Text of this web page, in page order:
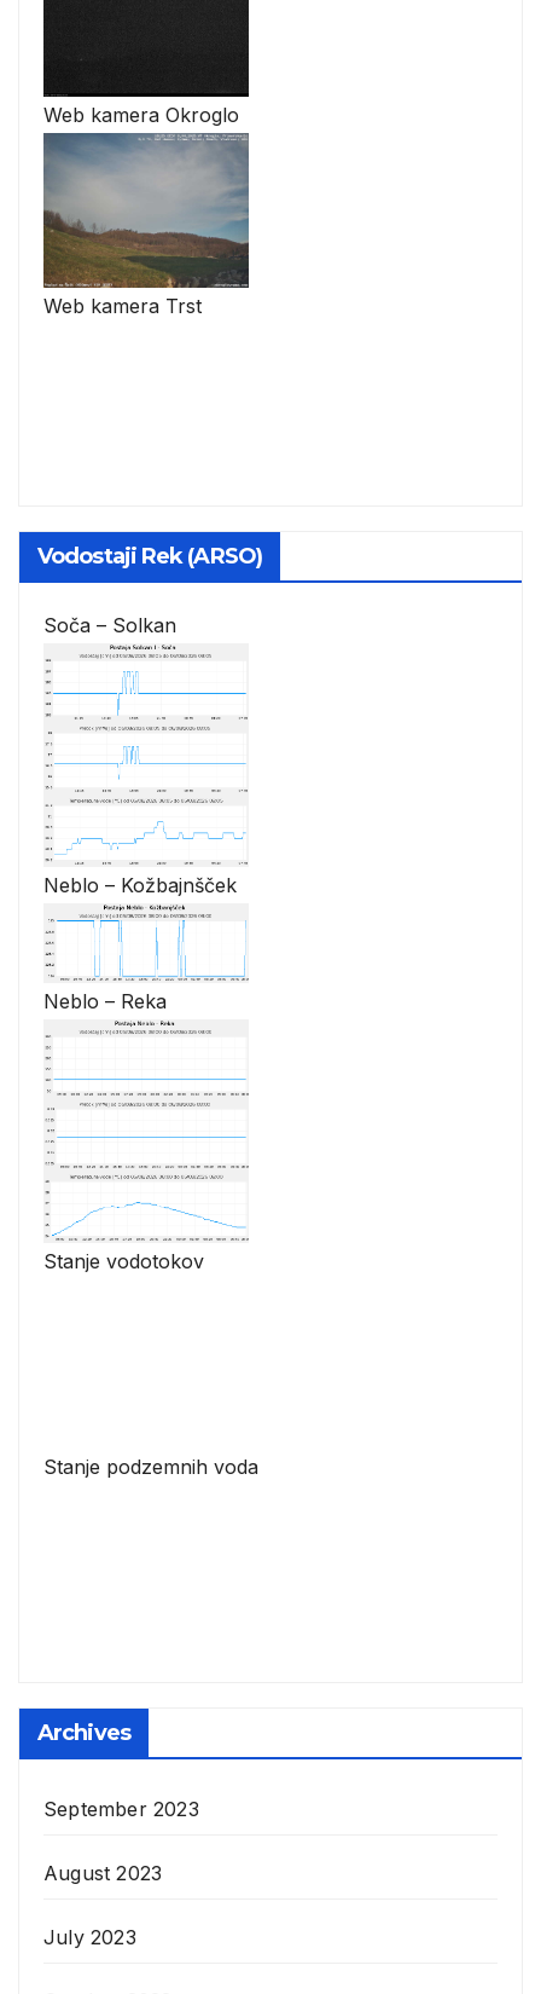
Web kamera Okroglo
Web kamera Trst
Vodostaji Rek (ARSO)
Soča – Solkan
Neblo – Kožbajnšček
Neblo – Reka
Stanje vodotokov
Stanje podzemnih voda
Archives
September 2023
August 2023
July 2023